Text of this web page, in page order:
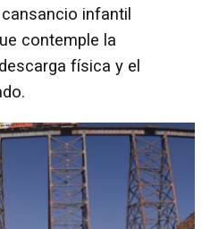
infantil
contemple la
física y el